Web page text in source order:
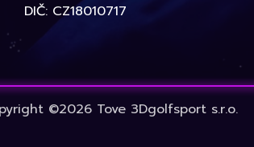
DIČ: CZ18010717
©2026 Tove 3Dgolfsport s.r.o.